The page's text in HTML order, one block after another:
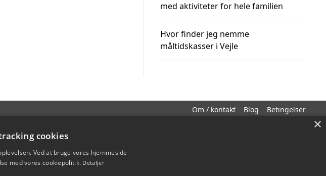
med aktiviteter for hele familien
Hvor finder jeg nemme
måltidskasser i Vejle
Om / kontakt Blog Betingelser
×
cookies
Ved at bruge vores hjemmeside
med vores cookiepolitik. Detaljer